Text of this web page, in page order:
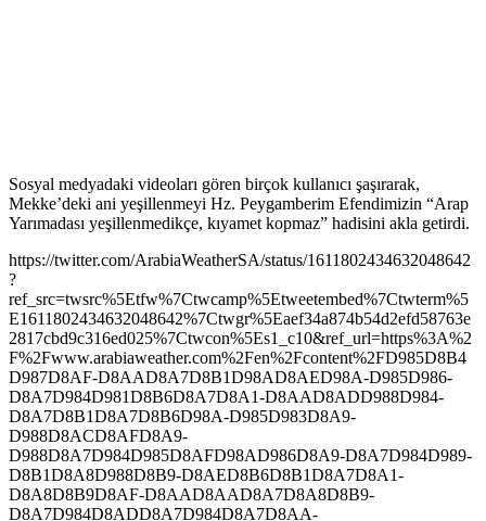
Sosyal medyadaki videoları gören birçok kullanıcı şaşırarak,
Mekke’deki ani yeşillenmeyi Hz. Peygamberim Efendimizin “Arap
Yarımadası yeşillenmedikçe, kıyamet kopmaz” hadisini akla getirdi.
https://twitter.com/ArabiaWeatherSA/status/1611802434632048642
?
ref_src=twsrc%5Etfw%7Ctwcamp%5Etweetembed%7Ctwterm%5
E1611802434632048642%7Ctwgr%5Eaef34a874b54d2efd58763e
2817cbd9c316ed025%7Ctwcon%5Es1_c10&ref_url=https%3A%2
F%2Fwww.arabiaweather.com%2Fen%2Fcontent%2FD985D8B4
D987D8AF-D8AAD8A7D8B1D98AD8AED98A-D985D986-
D8A7D984D981D8B6D8A7D8A1-D8AAD8ADD988D984-
D8A7D8B1D8A7D8B6D98A-D985D983D8A9-
D988D8ACD8AFD8A9-
D988D8A7D984D985D8AFD98AD986D8A9-D8A7D984D989-
D8B1D8A8D988D8B9-D8AED8B6D8B1D8A7D8A1-
D8A8D8B9D8AF-D8AAD8AAD8A7D8A8D8B9-
D8A7D984D8ADD8A7D984D8A7D8AA-